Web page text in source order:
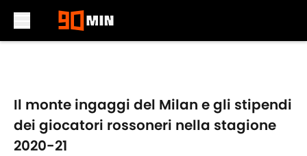
Il monte ingaggi del Milan e gli stipendi
dei giocatori rossoneri nella stagione
2020-21